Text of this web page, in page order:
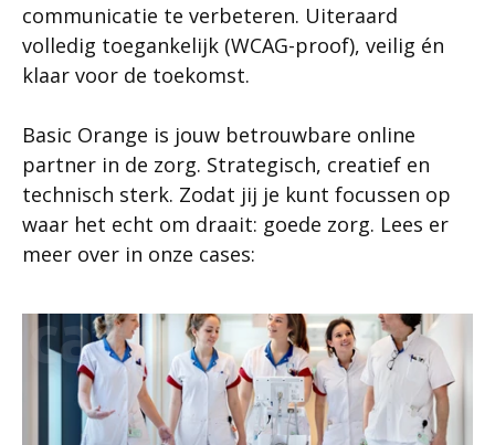
communicatie te verbeteren. Uiteraard
volledig toegankelijk (WCAG-proof), veilig én
klaar voor de toekomst.
Basic Orange is jouw betrouwbare online
partner in de zorg. Strategisch, creatief en
technisch sterk. Zodat jij je kunt focussen op
waar het echt om draait: goede zorg. Lees er
meer over in onze cases:
case